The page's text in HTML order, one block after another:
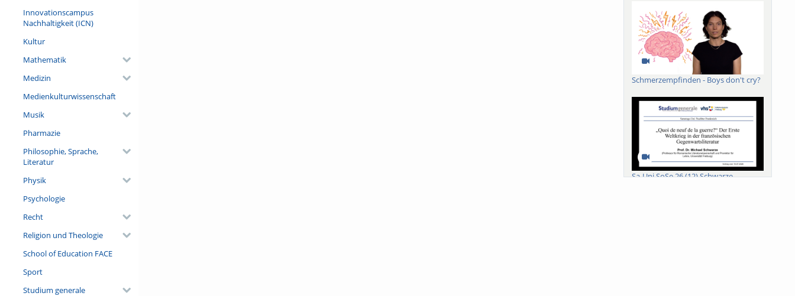
Innovationscampus
Nachhaltigkeit (ICN)
Kultur
Mathematik
Medizin
Medienkulturwissenschaft
Musik
Pharmazie
Philosophie, Sprache,
Literatur
Physik
Psychologie
Recht
Religion und Theologie
School of Education FACE
Sport
Studium generale
Schmerzempfinden - Boys don't cry?
Sa-Uni SoSe 26 (12) Schwarze